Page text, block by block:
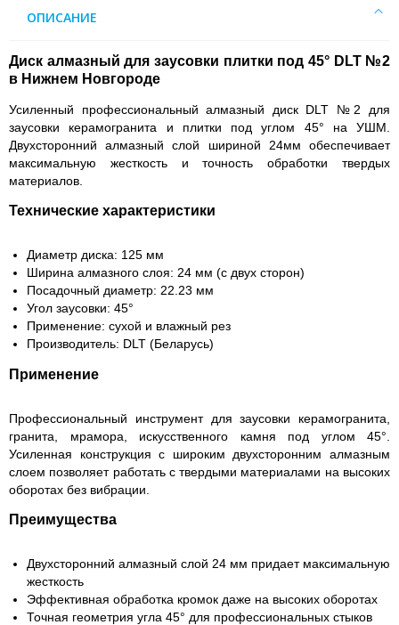
ОПИСАНИЕ
Диск алмазный для заусовки плитки под 45° DLT №2
в Нижнем Новгороде
Усиленный профессиональный алмазный диск DLT №2 для
заусовки керамогранита и плитки под углом 45° на УШМ.
Двухсторонний алмазный слой шириной 24мм обеспечивает
максимальную жесткость и точность обработки твердых
материалов.
Технические характеристики
Диаметр диска: 125 мм
Ширина алмазного слоя: 24 мм (с двух сторон)
Посадочный диаметр: 22.23 мм
Угол заусовки: 45°
Применение: сухой и влажный рез
Производитель: DLT (Беларусь)
Применение
Профессиональный инструмент для заусовки керамогранита,
гранита, мрамора, искусственного камня под углом 45°.
Усиленная конструкция с широким двухсторонним алмазным
слоем позволяет работать с твердыми материалами на высоких
оборотах без вибрации.
Преимущества
Двухсторонний алмазный слой 24 мм придает максимальную
жесткость
Эффективная обработка кромок даже на высоких оборотах
Точная геометрия угла 45° для профессиональных стыков